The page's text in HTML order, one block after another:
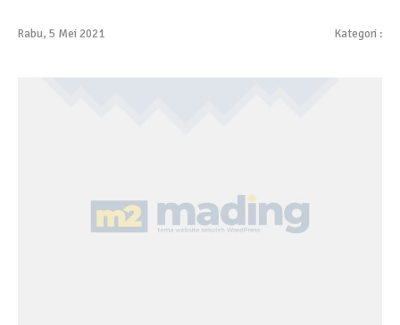
Rabu, 5 Mei 2021 Kategori :